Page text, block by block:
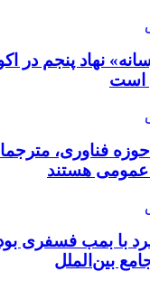
نهاد پنجم در
است
فناوری،
عمومی هستند
با بمب فسفری
بین‌الملل